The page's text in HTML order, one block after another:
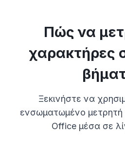
Πώς να
χαρακτήρες
Ξεκινήστε να
ενσωματωμένο
Office μέσα σε